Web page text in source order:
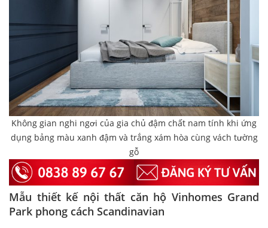
Không gian nghi ngơi của gia chủ đậm chất nam tính khi ứng
dụng bảng màu xanh đậm và trắng xám hòa cùng vách tường
gỗ
Mẫu thiết kế nội thất căn hộ Vinhomes Grand
Park phong cách Scandinavian